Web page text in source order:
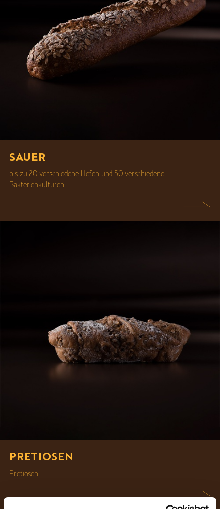
SAUER
bis zu 20 verschiedene Hefen und 50 verschiedene
Bakterienkulturen.
PRETIOSEN
Pretiosen